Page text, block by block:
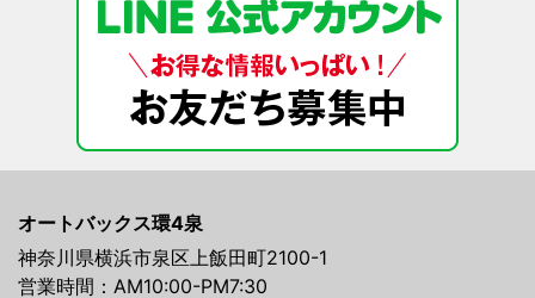
オートバックス環4泉
神奈川県横浜市泉区上飯田町2100-1
営業時間：AM10:00-PM7:30